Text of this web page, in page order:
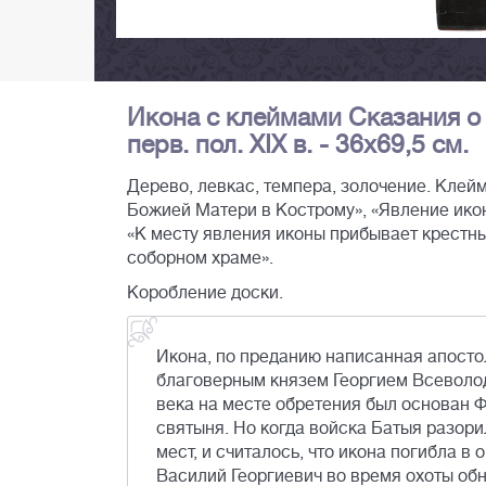
Икона с клеймами Сказания
перв. пол. XIX в. - 36х69,5 см.
Дерево, левкас, темпера, золочение.
Божией Матери в Кострому», «Явление
«К месту явления иконы прибывает
соборном храме».
Коробление доски.
Икона, по преданию написанная
благоверным князем Георгием
века на месте обретения был основан
святыня. Но когда войска Батыя
мест, и считалось, что икона погибла
Василий Георгиевич во время охоты